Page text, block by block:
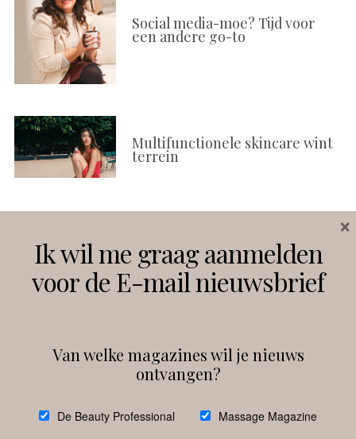
Social media-moe? Tijd voor
een andere go-to
Multifunctionele skincare wint
terrein
Instagram Facebook
debeautyprofessional
Ik wil me graag aanmelden
voor de E-mail nieuwsbrief
Van welke magazines wil je nieuws
ontvangen?
De Beauty Professional Massage Magazine
×